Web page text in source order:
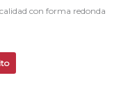
con forma redonda